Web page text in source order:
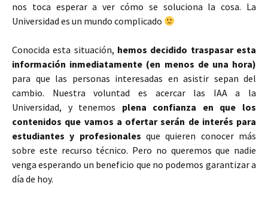
nos toca esperar a ver cómo se soluciona la cosa. La
Universidad es un mundo complicado
Conocida esta situación, hemos decidido traspasar esta
información inmediatamente (en menos de una hora)
para que las personas interesadas en asistir sepan del
cambio. Nuestra voluntad es acercar las IAA a la
Universidad, y tenemos plena confianza en que los
contenidos que vamos a ofertar serán de interés para
estudiantes y profesionales que quieren conocer más
sobre este recurso técnico. Pero no queremos que nadie
venga esperando un beneficio que no podemos garantizar a
día de hoy.